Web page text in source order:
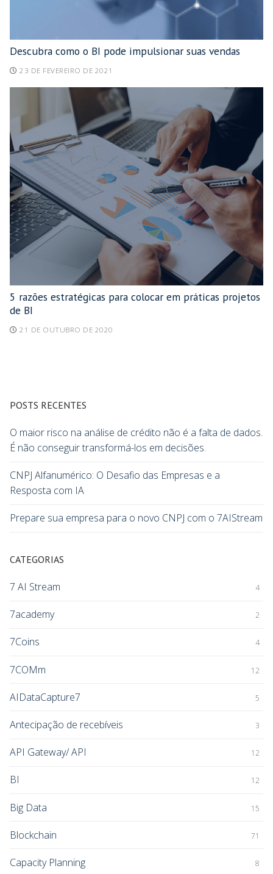
Descubra como o BI pode impulsionar suas vendas
23 DE FEVEREIRO DE 2021
5 razões estratégicas para colocar em práticas projetos
de BI
21 DE OUTUBRO DE 2020
POSTS RECENTES
O maior risco na análise de crédito não é a falta de dados.
É não conseguir transformá-los em decisões.
CNPJ Alfanumérico: O Desafio das Empresas e a
Resposta com IA
Prepare sua empresa para o novo CNPJ com o 7AIStream
CATEGORIAS
7 AI Stream 4
7academy 2
7Coins 4
7COMm 12
AIDataCapture7 5
Antecipação de recebíveis 3
API Gateway/ API 12
BI 12
Big Data 15
Blockchain 71
Capacity Planning 8